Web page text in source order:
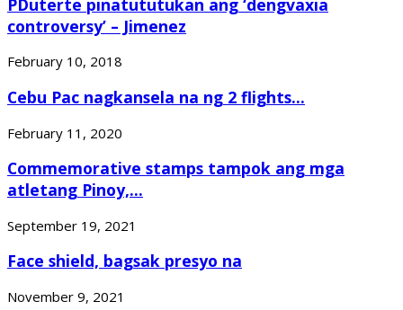
PDuterte pinatututukan ang ‘dengvaxia
controversy’ – Jimenez
February 10, 2018
Cebu Pac nagkansela na ng 2 flights...
February 11, 2020
Commemorative stamps tampok ang mga
atletang Pinoy,...
September 19, 2021
Face shield, bagsak presyo na
November 9, 2021